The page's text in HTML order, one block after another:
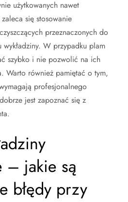
użytkowanych nawet
się stosowanie
przeznaczonych do
wykładziny. W przypadku plam
szybko i nie pozwolić na ich
Warto również pamiętać o tym,
profesjonalnego
jest zapoznać się z
– jakie są
błędy przy